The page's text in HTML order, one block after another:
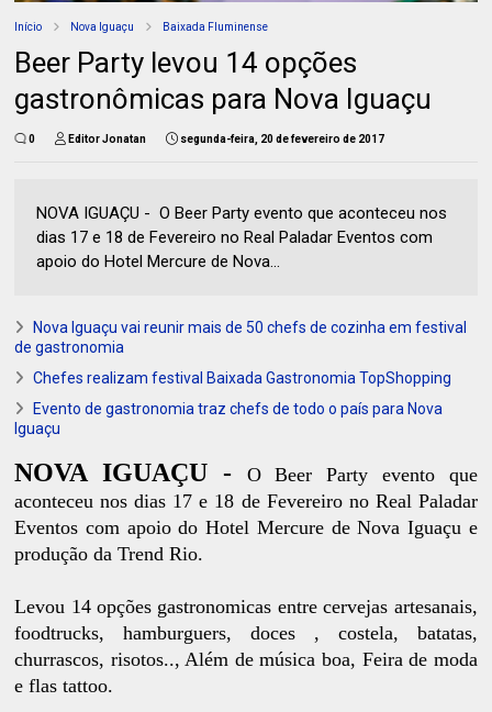
Início Nova Iguaçu Baixada Fluminense
Beer Party levou 14 opções
gastronômicas para Nova Iguaçu
0 Editor Jonatan segunda-feira, 20 de fevereiro de 2017
NOVA IGUAÇU - O Beer Party evento que aconteceu nos
dias 17 e 18 de Fevereiro no Real Paladar Eventos com
apoio do Hotel Mercure de Nova...
Nova Iguaçu vai reunir mais de 50 chefs de cozinha em festival
de gastronomia
Chefes realizam festival Baixada Gastronomia TopShopping
Evento de gastronomia traz chefs de todo o país para Nova
Iguaçu
NOVA IGUAÇU -
O Beer Party evento que
aconteceu nos dias 17 e 18 de Fevereiro no Real Paladar
Eventos com apoio do Hotel Mercure de Nova Iguaçu e
produção da Trend Rio.
Levou 14 opções gastronomicas entre cervejas artesanais,
foodtrucks, hamburguers, doces , costela, batatas,
churrascos, risotos.., Além de música boa, Feira de moda
e flas tattoo.